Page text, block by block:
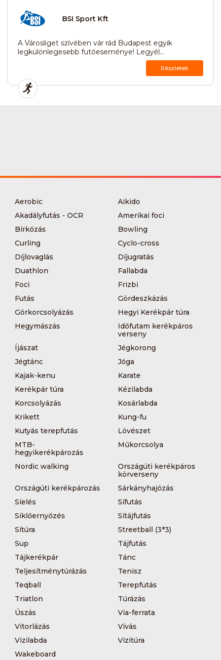
BSI Sport Kft
A Városliget szívében vár rád Budapest egyik
legkülönlegesebb futóeseménye! Legyél...
Részletek
Aerobic
Aikido
Akadályfutás - OCR
Amerikai foci
Bírkózás
Bowling
Curling
Cyclo-cross
Díjlovaglás
Díjugratás
Duathlon
Fallabda
Foci
Frizbi
Futás
Gördeszkázás
Görkorcsolyázás
Hegyi Kerékpár túra
Hegymászás
Időfutam kerékpáros
verseny
Íjászat
Jégkorong
Jégtánc
Jóga
Kajak-kenu
Karate
Kerékpár túra
Kézilabda
Korcsolyázás
Kosárlabda
Krikett
Kung-fu
Kutyás terepfutás
Lövészet
MTB-
hegyikerékpározás
Műkorcsolya
Nordic walking
Országúti kerékpáros
körverseny
Országúti kerékpározás
Sárkányhajózás
Síelés
Sífutás
Siklőernyőzés
Sítájfutás
Sítúra
Streetball (3*3)
Sup
Tájfutás
Tájkerékpár
Tánc
Teljesítménytúrázás
Tenisz
Teqball
Terepfutás
Triatlon
Túrázás
Úszás
Via-ferrata
Vitorlázás
Vívás
Vizilabda
Vizitúra
Wakeboard